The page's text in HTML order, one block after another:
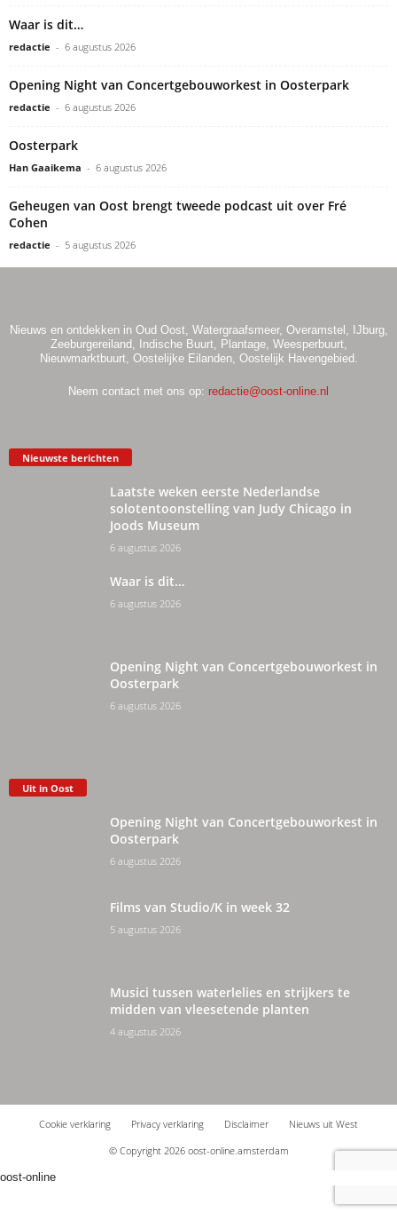
Waar is dit…
redactie - 6 augustus 2026
Opening Night van Concertgebouworkest in Oosterpark
redactie - 6 augustus 2026
Oosterpark
Han Gaaikema - 6 augustus 2026
Geheugen van Oost brengt tweede podcast uit over Fré
Cohen
redactie - 5 augustus 2026
Nieuws en ontdekken in Oud Oost, Watergraafsmeer, Overamstel, IJburg,
Zeeburgereiland, Indische Buurt, Plantage, Weesperbuurt,
Nieuwmarktbuurt, Oostelijke Eilanden, Oostelijk Havengebied.
Neem contact met ons op: redactie@oost-online.nl
Nieuwste berichten
Laatste weken eerste Nederlandse
solotentoonstelling van Judy Chicago in
Joods Museum
6 augustus 2026
Waar is dit…
6 augustus 2026
Opening Night van Concertgebouworkest in
Oosterpark
6 augustus 2026
Uit in Oost
Opening Night van Concertgebouworkest in
Oosterpark
6 augustus 2026
Films van Studio/K in week 32
5 augustus 2026
Musici tussen waterlelies en strijkers te
midden van vleesetende planten
4 augustus 2026
Cookie verklaring Privacy verklaring Disclaimer
Nieuws uit West
© Copyright 2026 oost-online.amsterdam
oost-online